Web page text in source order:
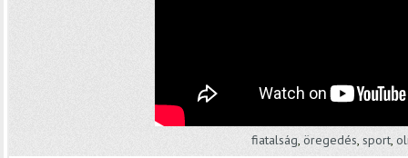
fiatalság, öregedés, sport,